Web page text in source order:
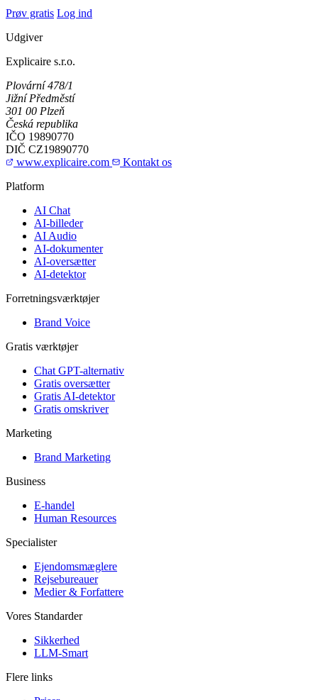
Prøv gratis Log ind
Udgiver
Explicaire s.r.o.
Plovární 478/1
Jižní Předměstí
301 00 Plzeň
Česká republika
IČO 19890770
DIČ CZ19890770
www.explicaire.com
Kontakt os
Platform
AI Chat
AI-billeder
AI Audio
AI-dokumenter
AI-oversætter
AI-detektor
Forretningsværktøjer
Brand Voice
Gratis værktøjer
Chat GPT-alternativ
Gratis oversætter
Gratis AI-detektor
Gratis omskriver
Marketing
Brand Marketing
Business
E-handel
Human Resources
Specialister
Ejendomsmæglere
Rejsebureauer
Medier & Forfattere
Vores Standarder
Sikkerhed
LLM-Smart
Flere links